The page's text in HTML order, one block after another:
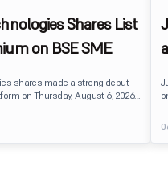
Shares List
on BSE SME
shares made a strong debut
on Thursday, August 6, 2026.
positive investor sentiment
a modest overall
Technologies IPO Listing Details